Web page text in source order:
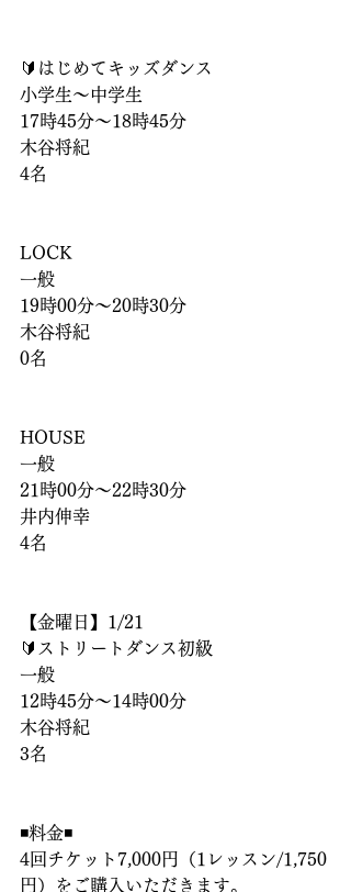
🔰はじめてキッズダンス
小学生〜中学生
17時45分〜18時45分
木谷将紀
4名
LOCK
一般
19時00分〜20時30分
木谷将紀
0名
HOUSE
一般
21時00分〜22時30分
井内伸幸
4名
【金曜日】1/21
🔰ストリートダンス初級
一般
12時45分〜14時00分
木谷将紀
3名
◾️料金◾️
4回チケット7,000円（1レッスン/1,750
円）をご購入いただきます。